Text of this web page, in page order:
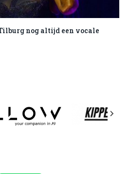
nog altijd een vocale